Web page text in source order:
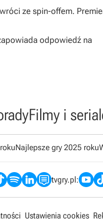
ze spin-offem.
odpowiedź na
Filmy i
Najlepsze gry 2025 roku
tvgry.pl:
Ustawienia cookies